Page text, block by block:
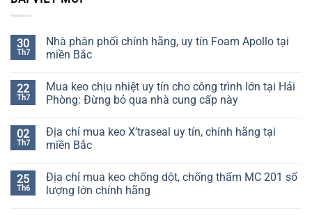
30
Th7
Nhà phân phối chính hãng, uy tín Foam Apollo tại
miền Bắc
bình
luận
ở
phối
chính
hãng,
Foam
Apollo
tại
22
Th7
Mua keo chịu nhiệt uy tín cho công trình lớn tại Hải
Phòng: Đừng bỏ qua nhà cung cấp này
bình
luận
ở
chịu
nhiệt
uy
02
Th7
Địa chỉ mua keo X’traseal uy tín, chính hãng tại
miền Bắc
bình
luận
ở
25
Th6
Địa chỉ mua keo chống dột, chống thấm MC 201 số
lượng lớn chính hãng